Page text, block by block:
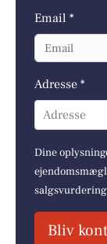
Email *
Adresse *
Adresse
Dine
Bliv